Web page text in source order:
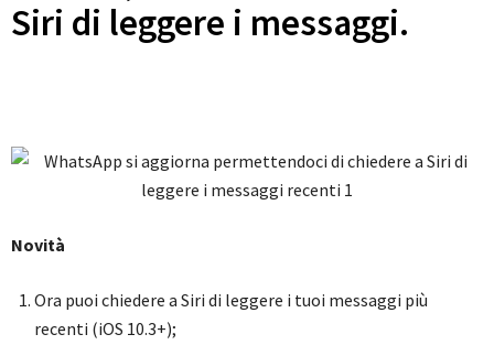
Siri di leggere i messaggi.
Novità
Ora puoi chiedere a Siri di leggere i tuoi messaggi più
recenti (iOS 10.3+);